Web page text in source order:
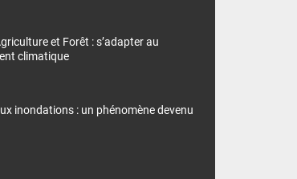
et Forêt : s’adapter au
climatique
inondations : un phénomène devenu